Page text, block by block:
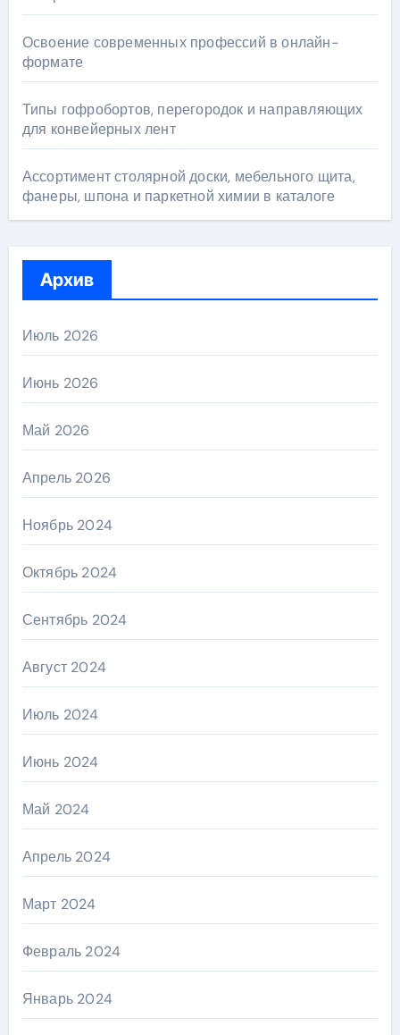
Освоение современных профессий в онлайн-
формате
Типы гофробортов, перегородок и направляющих
для конвейерных лент
Ассортимент столярной доски, мебельного щита,
фанеры, шпона и паркетной химии в каталоге
Архив
Июль 2026
Июнь 2026
Май 2026
Апрель 2026
Ноябрь 2024
Октябрь 2024
Сентябрь 2024
Август 2024
Июль 2024
Июнь 2024
Май 2024
Апрель 2024
Март 2024
Февраль 2024
Январь 2024